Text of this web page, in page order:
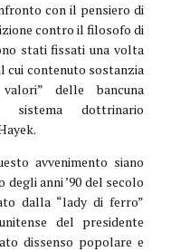
con il pensiero di
contro il filosofo di
stati fissati una volta
cui contenuto sostanzia
delle bancuna
sistema dottrinario
avvenimento siano
degli anni ’90 del secolo
dalla “lady di ferro”
del presidente
dissenso popolare e